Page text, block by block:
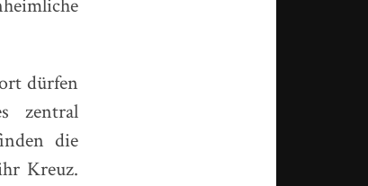
dürfen
zentral
die
Kreuz.